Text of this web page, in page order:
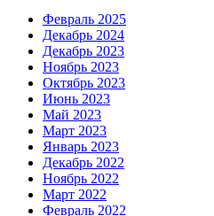
Февраль 2025
Декабрь 2024
Декабрь 2023
Ноябрь 2023
Октябрь 2023
Июнь 2023
Май 2023
Март 2023
Январь 2023
Декабрь 2022
Ноябрь 2022
Март 2022
Февраль 2022